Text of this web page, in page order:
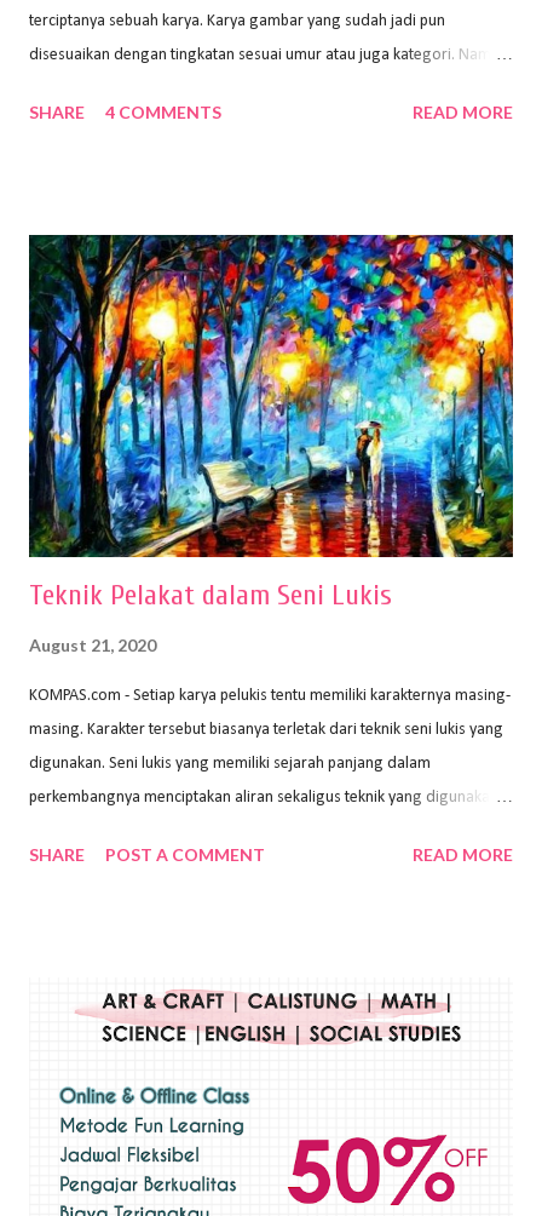
terciptanya sebuah karya. Karya gambar yang sudah jadi pun
disesuaikan dengan tingkatan sesuai umur atau juga kategori. Namun,
sehingga hasilnya bisa dilihat. Peran alat dan bahan sangat
memiliki spesifikasi berbeda sesuai jenisnya. Berikut peralatan
menggambar bentuk: 1. Kertas Gambar Kegiatan menggambar
membutuhkan kertas yang baik agar proses pembuatan gambar lebih
nyaman dan maksimal. Bahan kertas yang baik salah satu syaratnya
adalah tidak mudah sobek, mengingat menggambar merupakan
proses menggores dan menghapus. Kertas adalah bahan yang paling
ideal digunakan untuk menggambar. Dalam menggambar
menggunakan pen...
SHARE 4 COMMENTS READ MORE
Teknik Pelakat dalam Seni Lukis
August 21, 2020
KOMPAS.com - Setiap karya pelukis tentu memiliki karakternya masing-
masing. Karakter tersebut biasanya terletak dari teknik seni lukis yang
digunakan. Seni lukis yang memiliki sejarah panjang dalam
perkembangnya menciptakan aliran sekaligus teknik yang digunakan.
Wayan Kun Adnyana, teknik yang berbeda tentunya akan
menggunakan bahan dasar cat air, cat akrilik, atau cat minyak dengan
sapuan warna cat yang tebal. Dengan memberikan sapuan warna
pelukis untuk menghasilkan lukisan yang mempesona dan tentunya
bernilai tinggi. Ciri teknik plakat Ciri-ciri teknik plakat, yaitu: Sapuan
warna yang kental dan tebal. Hasil lukisan menutupi seluruh bagian
medianya Mem...
SHARE POST A COMMENT READ MORE